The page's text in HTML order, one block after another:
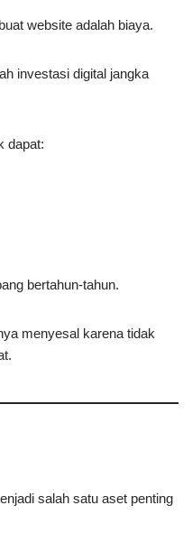
website adalah biaya.
investasi digital jangka
dapat:
bertahun-tahun.
menyesal karena tidak
salah satu aset penting